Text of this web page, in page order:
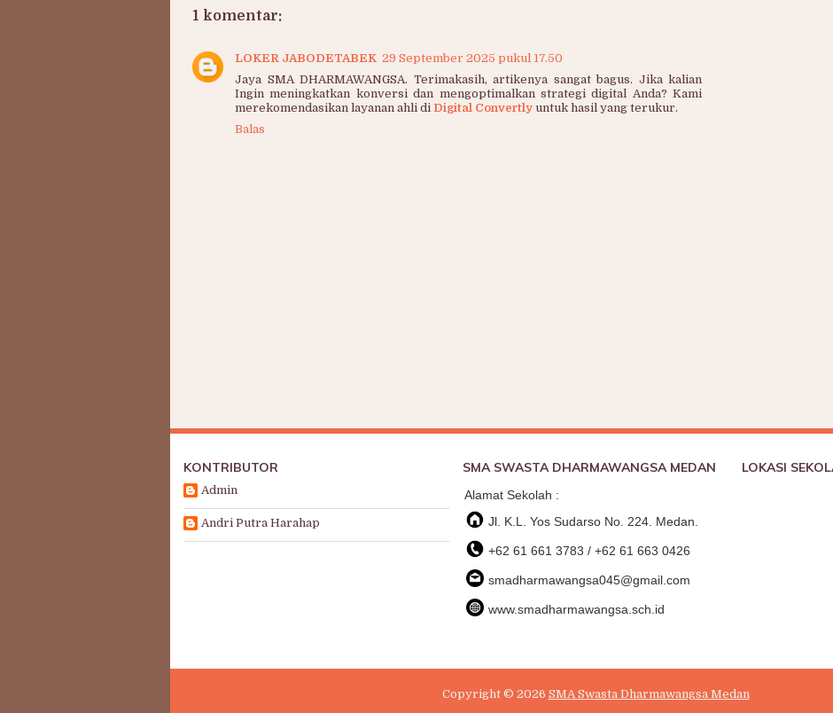
1 komentar:
LOKER JABODETABEK 29 September 2025 pukul 17.50
Jaya SMA DHARMAWANGSA. Terimakasih, artikenya sangat bagus. Jika kalian
Ingin meningkatkan konversi dan mengoptimalkan strategi digital Anda? Kami
merekomendasikan layanan ahli di Digital Convertly untuk hasil yang terukur.
Balas
KONTRIBUTOR
Admin
Andri Putra Harahap
SMA SWASTA DHARMAWANGSA MEDAN
Alamat Sekolah :
Jl. K.L. Yos Sudarso No. 224. Medan.
+62 61 661 3783 / +62 61 663 0426
smadharmawangsa045@gmail.com
www.smadharmawangsa.sch.id
LOKASI
Copyright © 2026 SMA Swasta Dharmawangsa Medan